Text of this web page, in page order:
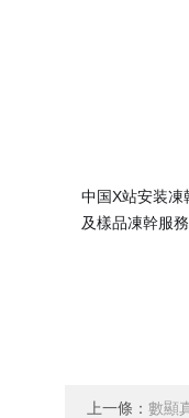
中国X站安装凍
及樣品凍幹服
上一條： 數顯